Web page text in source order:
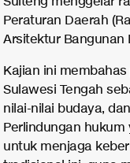
Peraturan Daerah
Arsitektur Bangunan
Kajian ini
Sulawesi Tengah
nilai-nilai budaya,
Perlindungan
untuk menjaga